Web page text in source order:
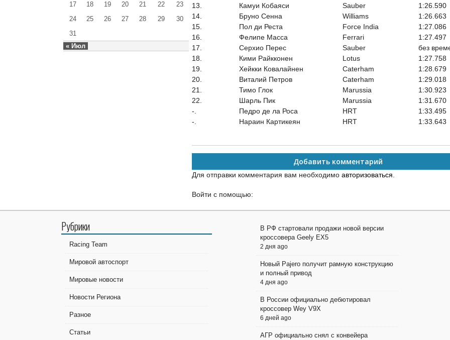
« Июл
17
18 19 20 21 22
23
24
25 26 27 28 29
30
31
13.
Камуи Кобаяси Sauber
1:26.590
14.
Бруно Сенна Williams
1:26.663
15.
Пол ди Реста Force India
1:27.086
16.
Фелипе Масса Ferrari
1:27.497
17.
Серхио Перес Sauber
без
18.
Кими Райкконен Lotus
1:27.758
19.
Хейкки Ковалайнен Caterham
1:28.679
20.
Виталий Петров Caterham
1:29.018
21.
Тимо Глок Marussia
1:30.923
22.
Шарль Пик Marussia
1:31.670
-.
Педро де ла Роса HRT
1:33.495
-.
Нараин Картикеян HRT 1:33.643
Добавить комментарий
Для отправки комментария вам необходимо авторизоваться
Войти с помощью:
Рубрики
Racing Team
Мировой автоспорт
Мировые новости
Новости Региона
Разное
Статьи
В РФ стартовали продажи новой версии
кроссовера Geely EX5
2 дня ago
Новый Pajero получит рамную конструкцию
и полный привод
4 дня ago
В России официально дебютировал
кроссовер Wey V9X
6 дней ago
АГР официально снял с конвейера